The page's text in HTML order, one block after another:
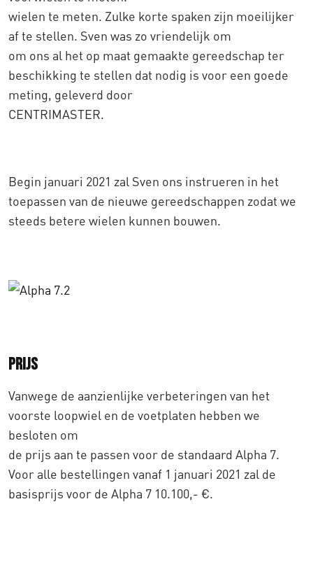
wielen te meten. Zulke korte spaken zijn moeilijker
af te stellen. Sven was zo vriendelijk om
om ons al het op maat gemaakte gereedschap ter
beschikking te stellen dat nodig is voor een goede
meting, geleverd door
CENTRIMASTER.
Begin januari 2021 zal Sven ons instrueren in het
toepassen van de nieuwe gereedschappen zodat we
steeds betere wielen kunnen bouwen.
Prijs
Vanwege de aanzienlijke verbeteringen van het
voorste loopwiel en de voetplaten hebben we
besloten om
de prijs aan te passen voor de standaard Alpha 7.
Voor alle bestellingen vanaf 1 januari 2021 zal de
basisprijs voor de Alpha 7 10.100,- €.